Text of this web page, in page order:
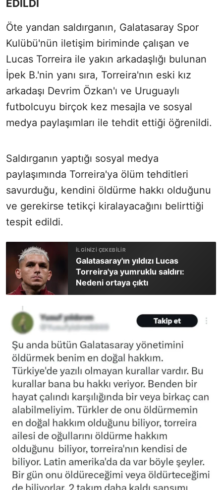
EDİLDİ
Öte yandan saldırganın, Galatasaray Spor
Kulübü'nün iletişim biriminde çalışan ve
Lucas Torreira ile yakın arkadaşlığı bulunan
İpek B.'nin yanı sıra, Torreira'nın eski kız
arkadaşı Devrim Özkan'ı ve Uruguaylı
futbolcuyu birçok kez mesajla ve sosyal
medya paylaşımları ile tehdit ettiği öğrenildi.
Saldırganın yaptığı sosyal medya
paylaşımında Torreira'ya ölüm tehditleri
savurduğu, kendini öldürme hakkı olduğunu
ve gerekirse tetikçi kiralayacağını belirttiği
tespit edildi.
Galatasaray'ın yıldızı Lucas
Torreira'ya yumruklu saldırı:
Nedeni ortaya çıktı